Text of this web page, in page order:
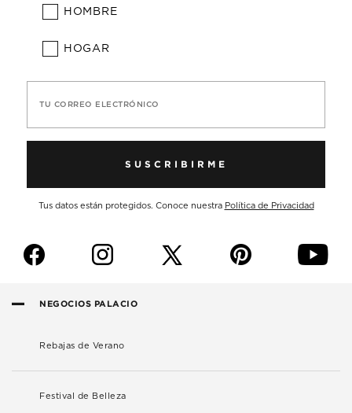
HOMBRE
HOGAR
TU CORREO ELECTRÓNICO
SUSCRIBIRME
Tus datos están protegidos. Conoce nuestra Política de Privacidad
f i p y
NEGOCIOS PALACIO
Rebajas de Verano
Festival de Belleza